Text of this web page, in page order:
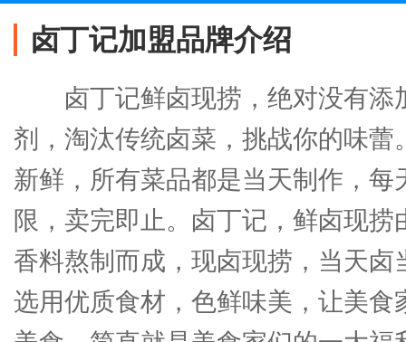
卤丁记加盟品牌介绍
卤丁记鲜卤现捞，绝对没有添
剂，淘汰传统卤菜，挑战你的味蕾
新鲜，所有菜品都是当天制作，每
限，卖完即止。卤丁记，鲜卤现捞
香料熬制而成，现卤现捞，当天卤
选用优质食材，色鲜味美，让美食